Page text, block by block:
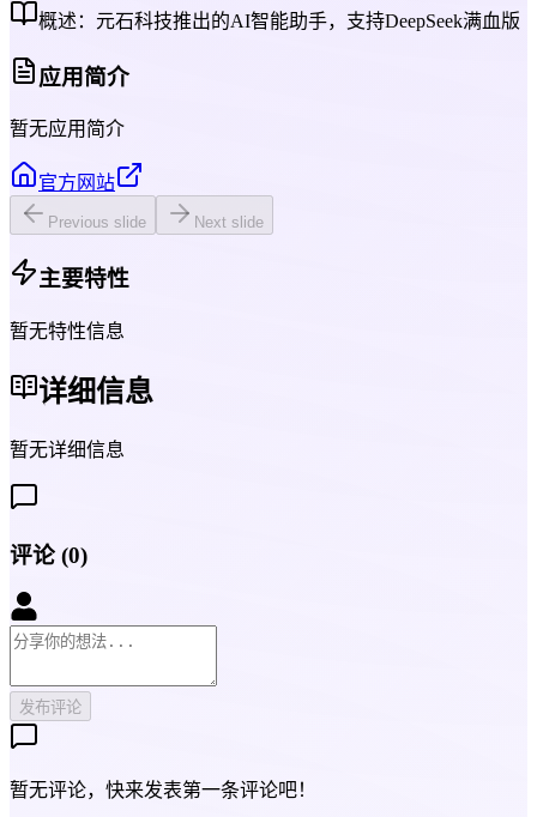
概述： 元石科技推出的AI智能助手，支持DeepSeek满血版
应用简介
暂无应用简介
官方网站
Previous slide Next slide
主要特性
暂无特性信息
详细信息
暂无详细信息
评论 (0)
发布评论
暂无评论，快来发表第一条评论吧！